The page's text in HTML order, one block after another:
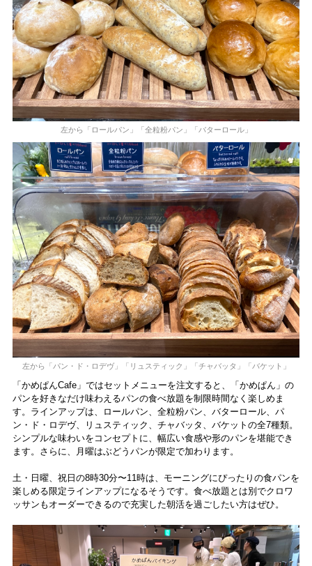
左から「ロールパン」「全粒粉パン」「バターロール」
左から「パン・ド・ロデヴ」「リュスティック」「チャバッタ」「バケット」
「かめぱんCafe」ではセットメニューを注文すると、「かめぱん」の
パンを好きなだけ味わえるパンの食べ放題を制限時間なく楽しめま
す。ラインアップは、ロールパン、全粒粉パン、バターロール、パ
ン・ド・ロデヴ、リュスティック、チャバッタ、バケットの全7種類。
シンプルな味わいをコンセプトに、幅広い食感や形のパンを堪能でき
ます。さらに、月曜はぶどうパンが限定で加わります。
土・日曜、祝日の8時30分〜11時は、モーニングにぴったりの食パンを
楽しめる限定ラインアップになるそうです。食べ放題とは別でクロワ
ッサンもオーダーできるので充実した朝活を過ごしたい方はぜひ。